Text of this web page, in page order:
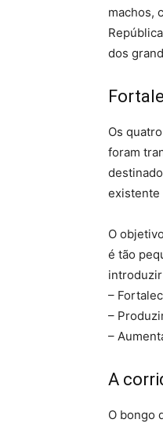
machos,
dos
Os
foram
existente
O
é tão
–
–
–
A
O bongo